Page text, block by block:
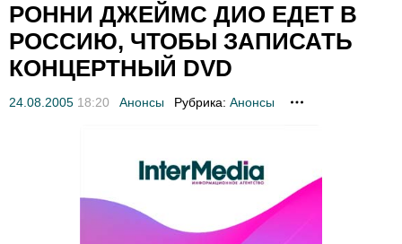
РОННИ ДЖЕЙМС ДИО ЕДЕТ В
РОССИЮ, ЧТОБЫ ЗАПИСАТЬ
КОНЦЕРТНЫЙ DVD
24.08.2005 18:20 Анонсы Рубрика: Анонсы